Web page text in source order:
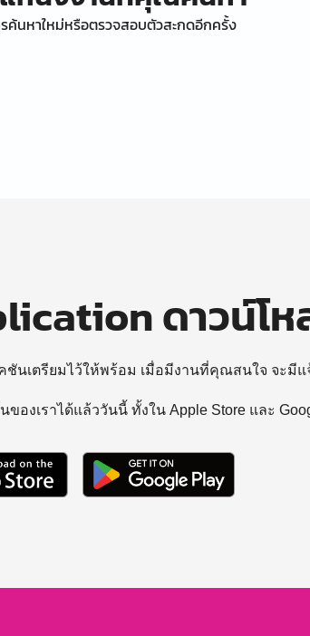
ค้นหาใหม่หรือตรวจสอบตัวสะกดอีกครั้ง
ดาวน์โ
ชันเตรียมไว้ให้พร้อม เมื่อมีงานที่คุณสนใจ จะมี
ของเราได้แล้ววันนี้ ทั้งใน Apple Store และ